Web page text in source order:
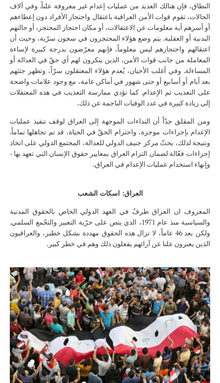
النطاق، فإن هنالك العديد من عمليات إعدام غير معروفة علناً. وفي آلاف
الحالات، تقوم قوات الأمن العراقية باعتقال واحتجاز الأفراد دون إعطاءهم
أو أسرهم أية معلومات عن الاعتقالات، أو مكان احتجاز المحتجز، أو حالتهم
البدنية أو العقلية. يتم وضع هؤلاء المحتجزون في سجون سرّية، وحيث أن
اعتقالهم واحتجازهم ليس معلوماً، فإنهم معرّضون بدرجة كبيرة لإساءة
المعاملة من جانب قوات الأمن، الذين ينكرون لهم أي حقّ في العدالة أو
المساءلة. وفي أغلب الأحيان، يُعدم هؤلاء المعتقلون سرّاً، وتظهر جثثهم
بعد أيام أو أسابيع أو حتى شهور في أماكن عامة، مع وجود علامات واضحة
على التعذيب ثم الإعدام. كما تؤدي ممارسة التعذيب في هذه المعتقلات
إلى زيادة كبيرة في عدد الوفيات الناجمة عن ذلك.
ومن المقلق جدّاً أن النداءات الموجهة إلى العراق لوقف تنفيذ عمليات
الإعدام بإجراءات موجزة، واحترام الحقّ في الحياة، قد تم تجاهلها تماماً.
ونتيجة لذلك، يحثّ مركز جنيف الدولي للعدالة، المجتمع الدولي على اتخاذ
إجراءات فعّالة لضمان التزام العراق بمعايير حقوق الإنسان التي تعهد بها -
وإنهاء استخدام عمليات الإعدام في العراق.
العراق: اسكات الشعب
المعروف ان العراق طرفٌ في العهد الدولي الخاص بالحقوق المدنية
والسياسية منذ عام 1971، الذي ينص على حرّية التعبير والتجّمع السلمي.
ولكن بعد 46 عاماً، لا تزال هذه الحقوق مهددة بشكل خطير، والعراقيون
الذين يعبرون علنا عن آرائهم يفعلون ذلك وهم في خطر كبير.